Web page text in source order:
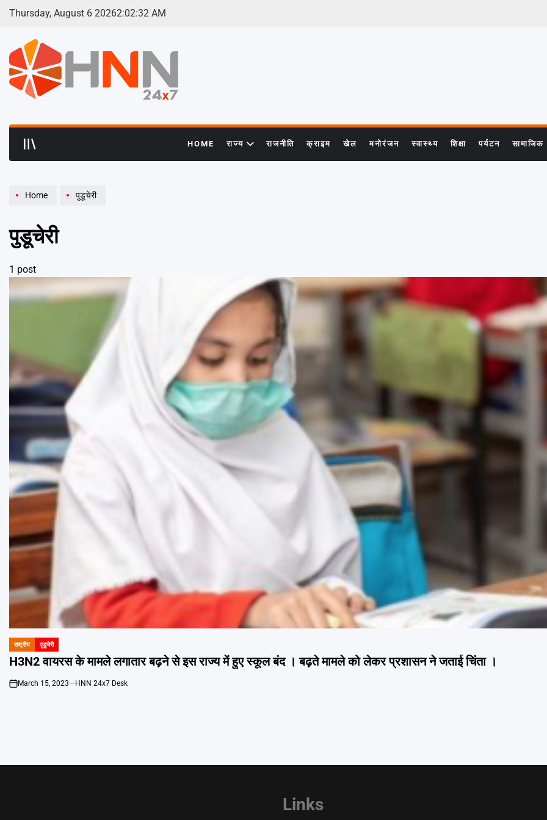
Skip
Thursday, August 6 20262:02:33 AM
HOME राज्य राजनीति क्राइम खेल मनोरंजन स्वास्थ्य शिक्षा पर्यटन सामाजिक
Home पुडूचेरी
पुडूचेरी
1 post
POSTED
IN
राष्ट्रीय पुडूचेरी
H3N2 वायरस के मामले लगातार बढ़ने से इस राज्य में हुए स्कूल बंद । बढ़ते मामले को लेकर प्रशासन ने जताई चिंता ।
on
March 15, 2023 HNN 24x7 Desk
Links